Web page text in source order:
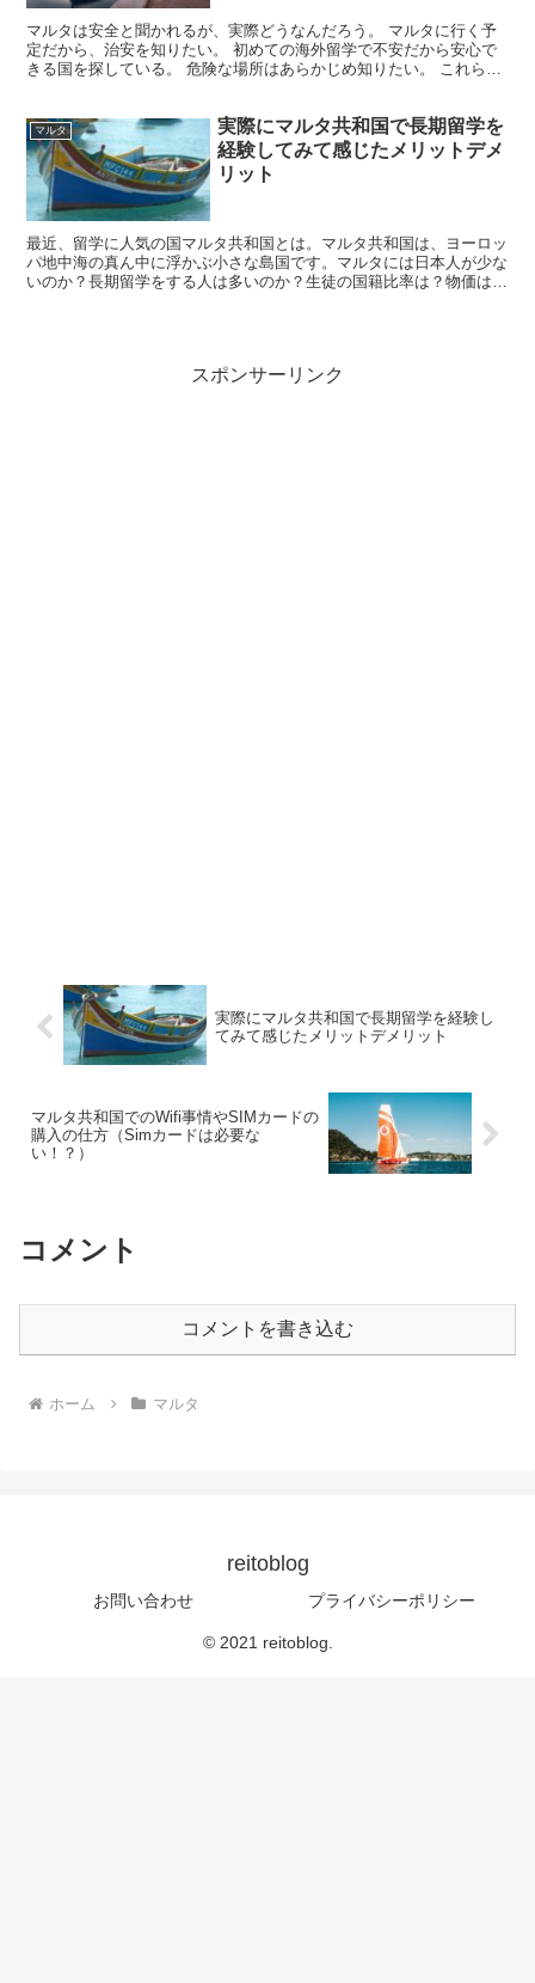
マルタは安全と聞かれるが、実際どうなんだろう。 マルタに行く予
定だから、治安を知りたい。 初めての海外留学で不安だから安心で
きる国を探している。 危険な場所はあらかじめ知りたい。 これらの
マルタ
実際にマルタ共和国で長期留学を
経験してみて感じたメリットデメ
リット
最近、留学に人気の国マルタ共和国とは。マルタ共和国は、ヨーロッ
パ地中海の真ん中に浮かぶ小さな島国です。マルタには日本人が少な
いのか？長期留学をする人は多いのか？生徒の国籍比率は？物価は日
スポンサーリンク
実際にマルタ共和国で長期留学を経験し
てみて感じたメリットデメリット
マルタ共和国でのWifi事情やSIMカードの
購入の仕方（Simカードは必要な
い！？）
コメント
コメントを書き込む
ホーム マルタ
reitoblog
お問い合わせ プライバシーポリシー
© 2021 reitoblog.